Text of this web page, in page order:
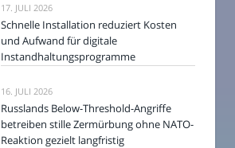
17. JULI 2026
Schnelle Installation reduziert Kosten
und Aufwand für digitale
Instandhaltungsprogramme
16. JULI 2026
Russlands Below-Threshold-Angriffe
betreiben stille Zermürbung ohne NATO-
Reaktion gezielt langfristig